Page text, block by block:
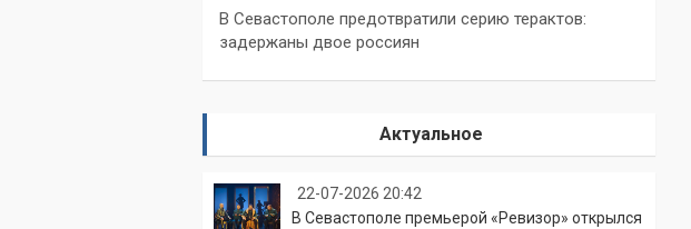
В Севастополе предотвратили серию терактов:
задержаны двое россиян
Актуальное
22-07-2026 20:42
В Севастополе премьерой «Ревизор» открылся